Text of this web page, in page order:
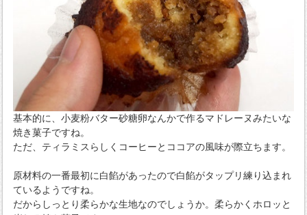
基本的に、小麦粉バター砂糖卵なんかで作るマドレーヌみたいな
焼き菓子ですね。
ただ、ティラミスらしくコーヒーとココアの風味が際立ちます。
原材料の一番最初に白餡があったので白餡がタップリ練り込まれ
ているようですね。
だからしっとり柔らかな生地なのでしょうか。柔らかくホロッと